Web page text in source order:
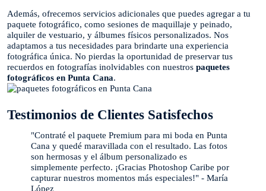
Además, ofrecemos servicios adicionales que puedes agregar a tu
paquete fotográfico, como sesiones de maquillaje y peinado,
alquiler de vestuario, y álbumes físicos personalizados. Nos
adaptamos a tus necesidades para brindarte una experiencia
fotográfica única. No pierdas la oportunidad de preservar tus
recuerdos en fotografías inolvidables con nuestros paquetes
fotográficos en Punta Cana.
Testimonios de Clientes Satisfechos
"Contraté el paquete Premium para mi boda en Punta
Cana y quedé maravillada con el resultado. Las fotos
son hermosas y el álbum personalizado es
simplemente perfecto. ¡Gracias Photoshop Caribe por
capturar nuestros momentos más especiales!" - María
López